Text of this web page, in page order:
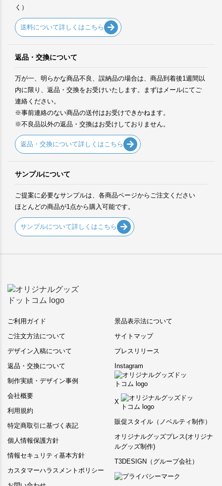
く）
送料について詳しくはこちら
返品・交換について
万が一、明らかな商品不良、誤納品の場合は、商品到着後1週間以
内に限り、返品・交換をお受けいたします。まずはメールにてご
連絡ください。
※事前連絡のない商品の送付はお受けできかねます。
※不良品以外の返品・交換はお受けしておりません。
返品・交換について詳しくはこちら
サンプルについて
ご提案に必要なサンプルは、各商品ページからご注文ください
ほとんどの商品が1点から購入可能です。
サンプルについて詳しくはこちら
ご利用ガイド
ご注文方法について
デザイン入稿について
返品・交換について
制作実績・デザイン事例
会社概要
利用規約
特定商取引に基づく表記
個人情報保護方針
情報セキュリティ基本方針
カスタマーハラスメントポリシー
景品表示法について
サイトマップ
プレスリリース
Instagram
X
販促スタイル（ノベルティ制作）
オリジナルグッズプレス(オリジナ
ルグッズ制作)
T3DESIGN（グループ会社）